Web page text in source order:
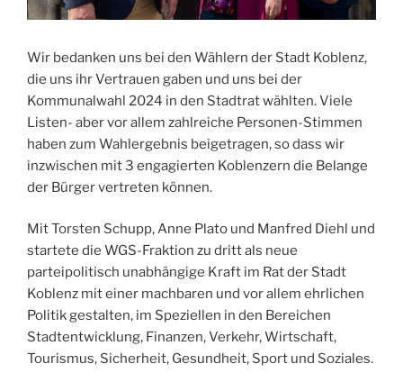
Wir bedanken uns bei den Wählern der Stadt Koblenz,
die uns ihr Vertrauen gaben und uns bei der
Kommunalwahl 2024 in den Stadtrat wählten. Viele
Listen- aber vor allem zahlreiche Personen-Stimmen
haben zum Wahlergebnis beigetragen, so dass wir
inzwischen mit 3 engagierten Koblenzern die Belange
der Bürger vertreten können.
Mit Torsten Schupp, Anne Plato und Manfred Diehl und
startete die WGS-Fraktion zu dritt als neue
parteipolitisch unabhängige Kraft im Rat der Stadt
Koblenz mit einer machbaren und vor allem ehrlichen
Politik gestalten, im Speziellen in den Bereichen
Stadtentwicklung, Finanzen, Verkehr, Wirtschaft,
Tourismus, Sicherheit, Gesundheit, Sport und Soziales.